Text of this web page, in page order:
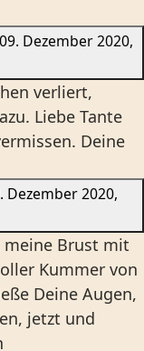
Dezember 2020,
verliert,
Liebe Tante
Deine
Dezember 2020,
meine Brust mit
Kummer von
Deine Augen,
jetzt und